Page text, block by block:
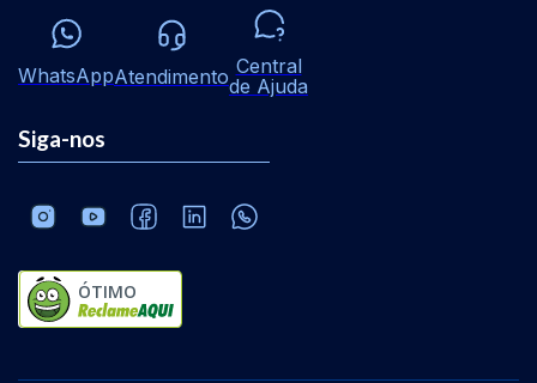
WhatsAppAtendimento Central
de Ajuda
Siga-nos
ÓTIMO